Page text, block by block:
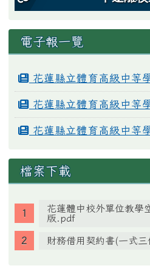
電子報一覽
花蓮縣立體育高級中等
花蓮縣立體育高級中等
花蓮縣立體育高級中等
檔案下載
花蓮體中校外單位教學
版.pdf
財務借用契約書(一式